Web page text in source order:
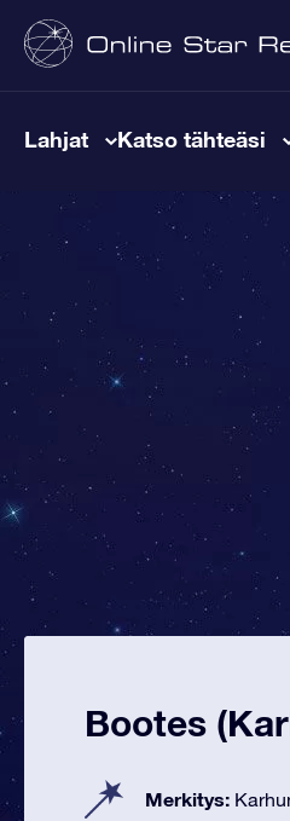
Lahjat Katso tähteäsi
Bootes
Merkitys: